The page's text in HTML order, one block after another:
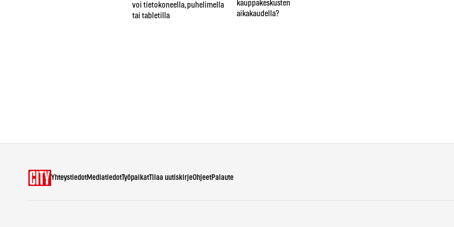
voi tietokoneella, puhelimella
tai tabletilla
kauppakeskusten
aikakaudella?
YhteystiedotMediatiedotTyöpaikatTilaa uutiskirjeOhjeetPalaute